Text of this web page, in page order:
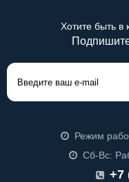
Хотите быть в
Режим
Сб-Вс:
+7